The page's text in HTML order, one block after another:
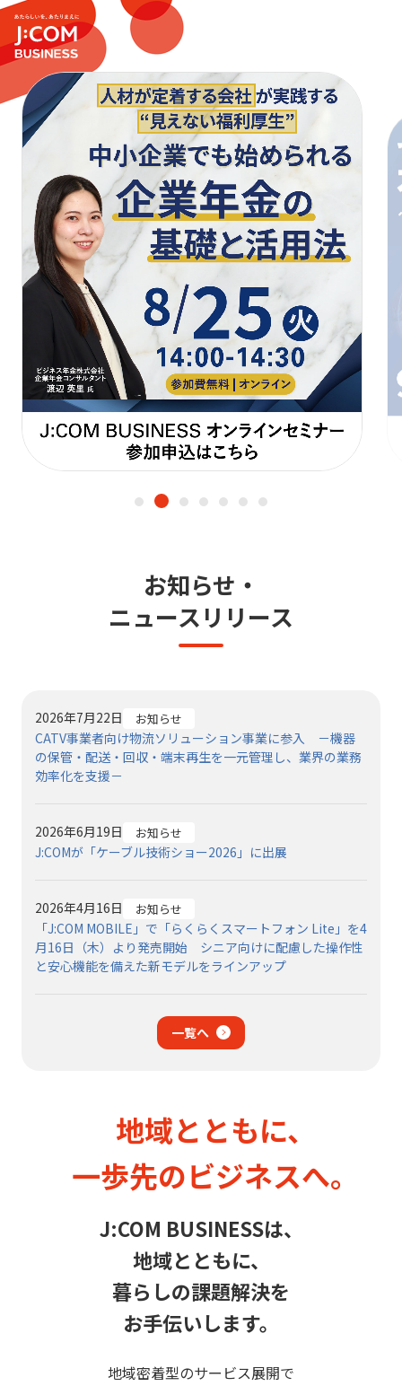
お知らせ・
ニュースリリース
2026年7月22日 お知らせ
CATV事業者向け物流ソリューション事業に参入 －機器
の保管・配送・回収・端末再生を一元管理し、業界の業務
効率化を支援－
2026年6月19日 お知らせ
J:COMが「ケーブル技術ショー2026」に出展
2026年4月16日 お知らせ
「J:COM MOBILE」で「らくらくスマートフォン Lite」を4
月16日（木）より発売開始 シニア向けに配慮した操作性
と安心機能を備えた新モデルをラインアップ
一覧へ
地域とともに、
一歩先のビジネスへ。
J:COM BUSINESSは、
地域とともに、
暮らしの課題解決を
お手伝いします。
地域密着型のサービス展開で